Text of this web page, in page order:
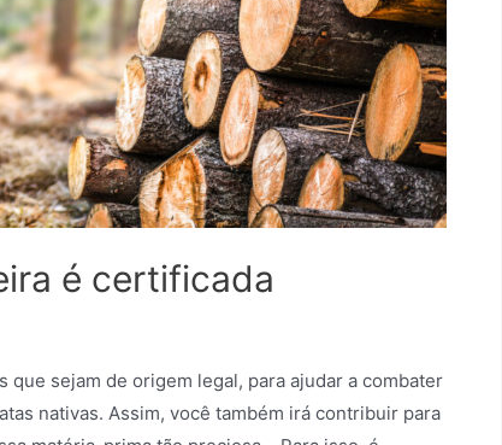
é certificada
sejam de origem legal, para ajudar a combater
nativas. Assim, você também irá contribuir para